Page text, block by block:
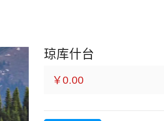
琼库什台
￥0.00